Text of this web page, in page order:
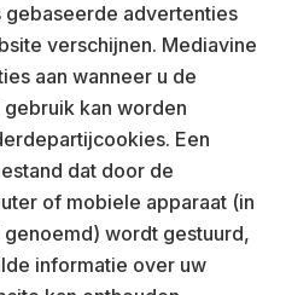
gebaseerde advertenties
verschijnen. Mediavine
aan wanneer u de
kan worden
Een
dat door de
of mobiele apparaat (in
wordt gestuurd,
informatie over uw